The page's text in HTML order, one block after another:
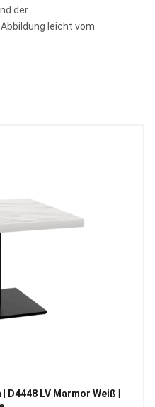
der
leicht vom
LV Marmor Weiß |